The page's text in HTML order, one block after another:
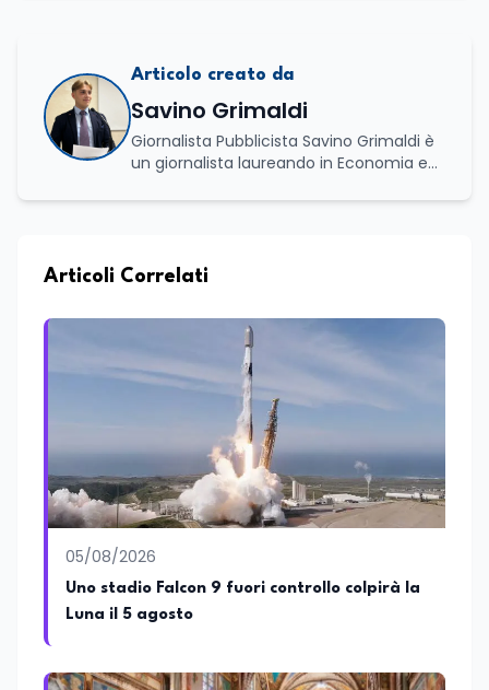
Articolo creato da
Savino Grimaldi
Giornalista Pubblicista Savino Grimaldi è
un giornalista laureando in Economia e
maturata nel settore della formazione.
professionale, distinguendosi per una
attive del lavoro e delle dinamiche che
legano istruzione, occupazione e
sviluppo delle competenze. Alla
preparazione economica e professionale
affianca una grande passione per la
lettura e per il giornalismo, che ne
arricchiscono il profilo umano e
culturale. Spazia con disinvoltura tra
diverse tematiche, offrendo sempre il
proprio punto di vista con equilibrio,
sensibilità e spirito critico.
Articoli Correlati
05/08/2026
Uno stadio Falcon 9 fuori controllo colpirà la
Luna il 5 agosto